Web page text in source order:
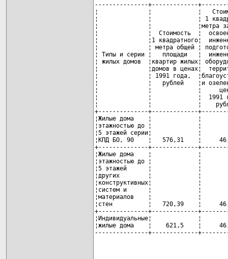
---------------+-------------
¦              ¦             ¦
¦              ¦             ¦ 1
¦              ¦             ¦метра
¦              ¦  Стоимость  ¦
¦              ¦1 квадратного¦
¦              ¦ метра общей ¦
¦ Типы и серии ¦   площади   ¦
¦ жилых домов  ¦квартир жилых¦
¦              ¦домов в ценах¦
¦              ¦ 1991 года,
¦              ¦   рублей    ¦и
¦              ¦             ¦
¦              ¦             ¦
¦              ¦             ¦
+--------------+-------------
¦Жилые дома    ¦             ¦
¦этажностью до ¦
¦5 этажей серии¦
¦КПД БО, 90    ¦   576,31    ¦
+--------------+-------------
¦Жилые дома    ¦             ¦
¦этажностью до ¦
¦5 этажей      ¦             ¦
¦других        ¦             ¦
¦конструктивных¦
¦систем и      ¦             ¦
¦материалов    ¦             ¦
¦стен          ¦   720,39    ¦
+--------------+-------------
¦Индивидуальные¦
¦жилые дома    ¦    621,5    ¦
---------------+-------------